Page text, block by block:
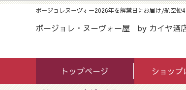
ボージョレヌーヴォー2026年を解禁日にお届け/航空
ボージョレ・ヌーヴォー屋 by カイヤ酒
トップページ ショップ